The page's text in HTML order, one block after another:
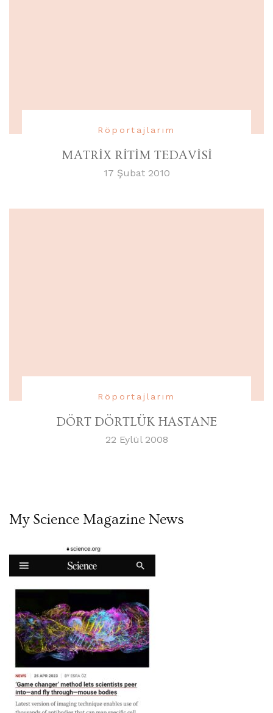
Röportajlarım
MATRİX RİTİM TEDAVİSİ
17 Şubat 2010
Röportajlarım
DÖRT DÖRTLÜK HASTANE
22 Eylül 2008
My Science Magazine News